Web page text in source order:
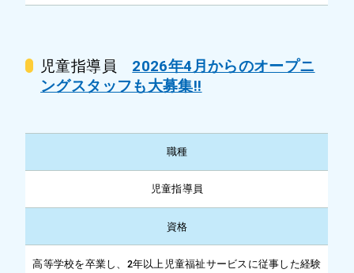
児童指導員 2026年4月からのオープニ
ングスタッフも大募集!!
職種
児童指導員
資格
高等学校を卒業し、2年以上児童福祉サービスに従事した経験